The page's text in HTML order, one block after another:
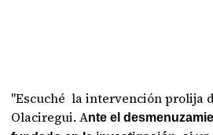
"Escuché la intervención prolija
Olaciregui. Ante el